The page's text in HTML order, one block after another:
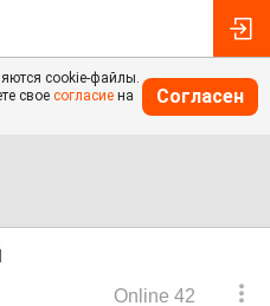
cookie-файлы.
свое согласие на
Согласен
Online 42